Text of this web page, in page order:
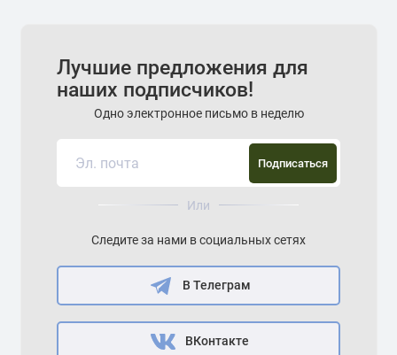
Лучшие предложения для
наших подписчиков!
Одно электронное письмо в неделю
Подписаться
Или
Следите за нами в социальных сетях
В Телеграм
ВКонтакте